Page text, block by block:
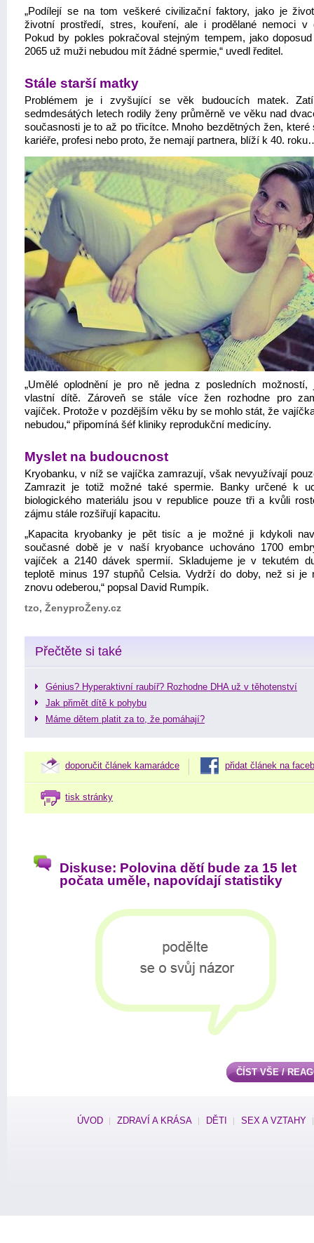
„Podílejí se na tom veškeré civilizační faktory, jako je
životní prostředí, stres, kouření, ale i prodělané nemoci v
Pokud by pokles pokračoval stejným tempem, jako
2065 už muži nebudou mít žádné spermie,“ uvedl ředitel.
Stále starší matky
Problémem je i zvyšující se věk budoucích matek.
sedmdesátých letech rodily ženy průměrně ve věku nad
současnosti je to až po třicítce. Mnoho bezdětných žen, které
kariéře, profesi nebo proto, že nemají partnera, blíží k 40.
„Umělé oplodnění je pro ně jedna z posledních možností,
vlastní dítě. Zároveň se stále více žen rozhodne pro
vajíček. Protože v pozdějším věku by se mohlo stát, že
nebudou,“ připomíná šéf kliniky reprodukční medicíny.
Myslet na budoucnost
Kryobanku, v níž se vajíčka zamrazují, však nevyužívají
Zamrazit je totiž možné také spermie. Banky určené k
biologického materiálu jsou v republice pouze tři a kvůli
zájmu stále rozšiřují kapacitu.
„Kapacita kryobanky je pět tisíc a je možné ji kdykoli
současné době je v naší kryobance uchováno 1700
vajíček a 2140 dávek spermií. Skladujeme je v tekutém
teplotě minus 197 stupňů Celsia. Vydrží do doby, než si je
znovu odeberou,“ popsal David Rumpík.
tzo, ŽenyproŽeny.cz
Přečtěte si také
Génius? Hyperaktivní raubíř? Rozhodne DHA už v těhotenství
Jak přimět dítě k pohybu
Máme dětem platit za to, že pomáhají?
doporučit článek kamarádce přidat článek na
tisk stránky
Diskuse: Polovina dětí bude za 15 let
počata uměle, napovídají statistiky
ČÍST VŠE /
ÚVOD ZDRAVÍ A KRÁSA DĚTI SEX A VZTAHY